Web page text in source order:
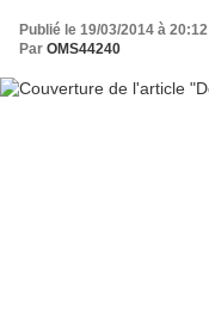
Publié le 19/03/2014 à 20:12
Par OMS44240